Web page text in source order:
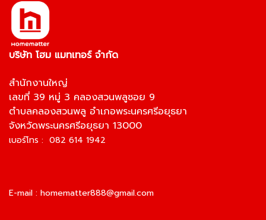
บริษัท โฮม แมทเทอร์ จำกัด
สำนักงานใหญ่
เลขที่ 39 หมู่ 3 คลองสวนพลูซอย 9
ตำบลคลองสวนพลู อำเภอพระนครศรีอยุธยา
จังหวัดพระนครศรีอยุธยา 13000
เบอร์โทร : 082 614 1942
E-mail : homematter888@gmail.com